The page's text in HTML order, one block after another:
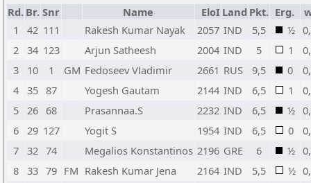
Rd. Br. Snr Name EloI Land Pkt. Erg.
1
42 111 Rakesh Kumar Nayak 2057 IND 5,5 ½
2
34 123 Arjun Satheesh 2004 IND 5 1
3
10 1 GM Fedoseev Vladimir 2661 RUS 9,5 0
4
35 87 Yogesh Gautam 2144 IND 6,5 1
5
26 68 Prasannaa.S 2232 IND 6,5 ½
6
29 127 Yogit S 1954 IND 6,5 0
7
32 74 Megalios Konstantinos 2196 GRE 6 ½
8
33 79 FM Rakesh Kumar Jena 2164 IND 5,5 ½